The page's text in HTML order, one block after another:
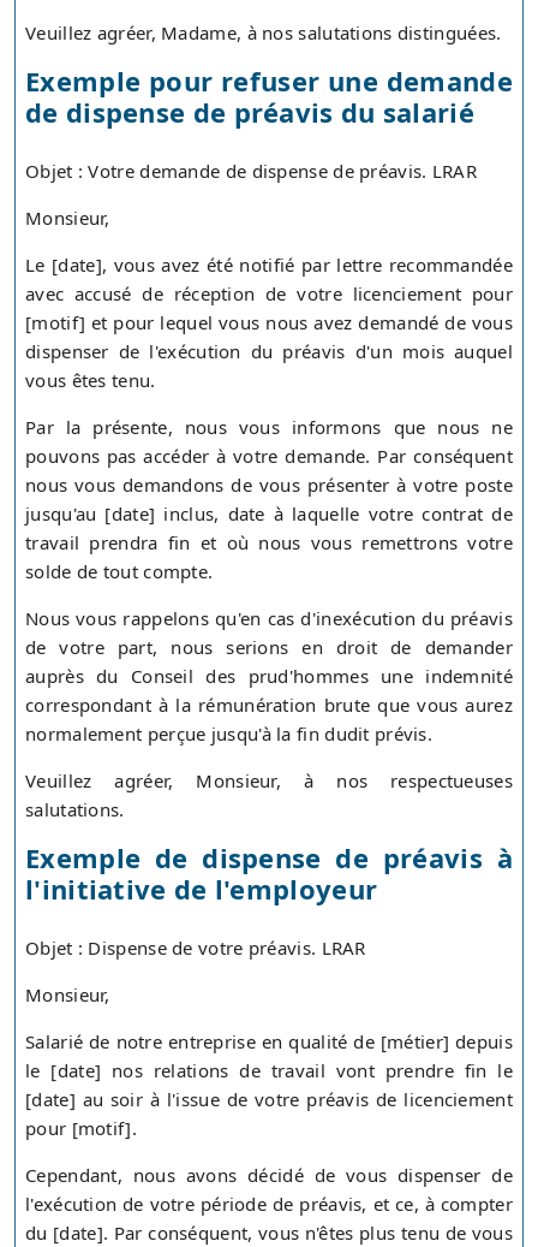
Veuillez agréer, Madame, à nos salutations distinguées.
Exemple pour refuser une demande
de dispense de préavis du salarié
Objet : Votre demande de dispense de préavis. LRAR
Monsieur,
Le [date], vous avez été notifié par lettre recommandée
avec accusé de réception de votre licenciement pour
[motif] et pour lequel vous nous avez demandé de vous
dispenser de l'exécution du préavis d'un mois auquel
vous êtes tenu.
Par la présente, nous vous informons que nous ne
pouvons pas accéder à votre demande. Par conséquent
nous vous demandons de vous présenter à votre poste
jusqu'au [date] inclus, date à laquelle votre contrat de
travail prendra fin et où nous vous remettrons votre
solde de tout compte.
Nous vous rappelons qu'en cas d'inexécution du préavis
de votre part, nous serions en droit de demander
auprès du Conseil des prud'hommes une indemnité
correspondant à la rémunération brute que vous aurez
normalement perçue jusqu'à la fin dudit prévis.
Veuillez agréer, Monsieur, à nos respectueuses
salutations.
Exemple de dispense de préavis à
l'initiative de l'employeur
Objet : Dispense de votre préavis. LRAR
Monsieur,
Salarié de notre entreprise en qualité de [métier] depuis
le [date] nos relations de travail vont prendre fin le
[date] au soir à l'issue de votre préavis de licenciement
pour [motif].
Cependant, nous avons décidé de vous dispenser de
l'exécution de votre période de préavis, et ce, à compter
du [date]. Par conséquent, vous n'êtes plus tenu de vous